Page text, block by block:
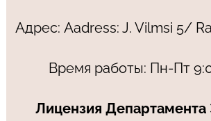
Адрес: Aadress: J. Vilmsi 5/
Время работы: Пн-Пт
Лицензия Департамента